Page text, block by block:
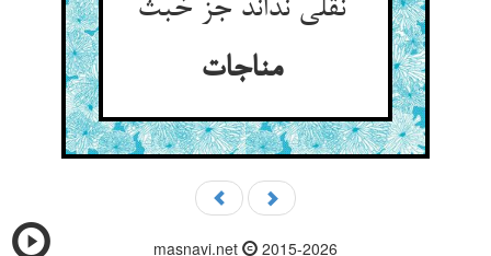
نقلی نداند جز خبث
مناجات
masnavi.net 2015-2026